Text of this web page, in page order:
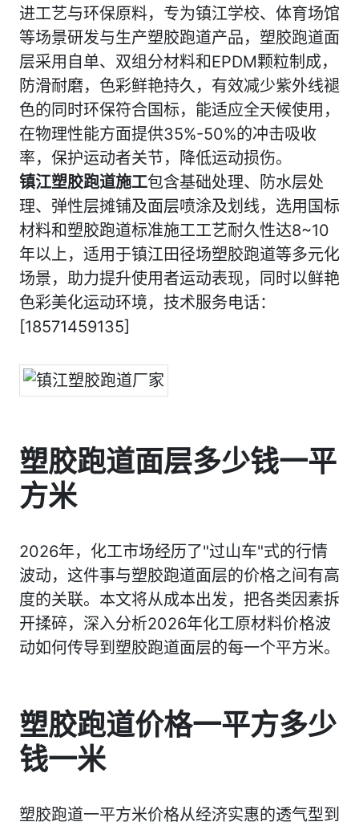
进工艺与环保原料，专为镇江学校、体育场馆
等场景研发与生产塑胶跑道产品，塑胶跑道面
层采用自单、双组分材料和EPDM颗粒制成，
防滑耐磨，色彩鲜艳持久，有效减少紫外线褪
色的同时环保符合国标，能适应全天候使用，
在物理性能方面提供35%-50%的冲击吸收
率，保护运动者关节，降低运动损伤。
镇江塑胶跑道施工包含基础处理、防水层处
理、弹性层摊铺及面层喷涂及划线，选用国标
材料和塑胶跑道标准施工工艺耐久性达8~10
年以上，适用于镇江田径场塑胶跑道等多元化
场景，助力提升使用者运动表现，同时以鲜艳
色彩美化运动环境，技术服务电话：
[18571459135]
塑胶跑道面层多少钱一平
方米
2026年，化工市场经历了"过山车"式的行情
波动，这件事与塑胶跑道面层的价格之间有高
度的关联。本文将从成本出发，把各类因素拆
开揉碎，深入分析2026年化工原材料价格波
动如何传导到塑胶跑道面层的每一个平方米。
塑胶跑道价格一平方多少
钱一米
塑胶跑道一平方米价格从经济实惠的透气型到